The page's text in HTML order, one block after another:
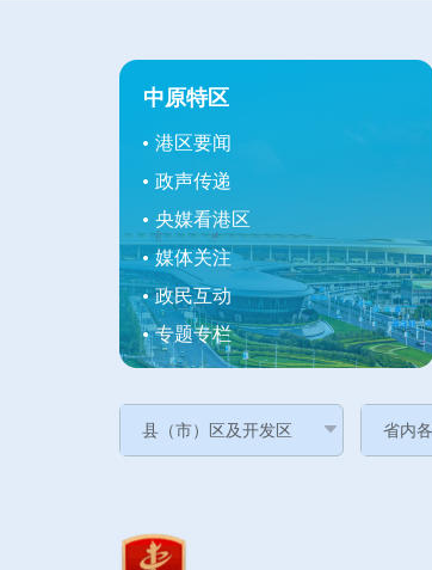
中原特区
港区要闻
政声传递
央媒看港区
媒体关注
政民互动
专题专栏